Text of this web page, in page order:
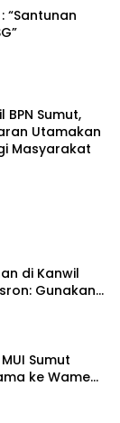
“Santunan
Sumut,
Utamakan
Masyarakat
di Kanwil
Gunakan
Sumut
ke Wamen